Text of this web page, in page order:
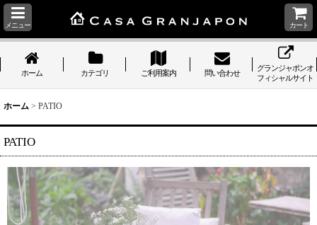
メニュー カート
ホーム カテゴリ ご利用案内 問い合わせ
グランジャポンオ
フィシャルサイト
ホーム > PATIO
PATIO